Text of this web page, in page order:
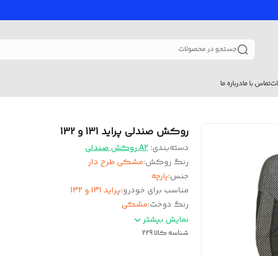
جستجو در محصولات
تماس با مادرباره ما
روکش صندلی پراید 131 و 132
دسته‌بندی:A2.روکش صندلی
رنگ روکش:مشکی طرح دار
جنس:پارچه
مناسب برای خودرو:پراید 131 و 132
رنگ دوخت:مشکی
پارکار پشت صندلی
نمایش بیشتر
شناسه کالا229